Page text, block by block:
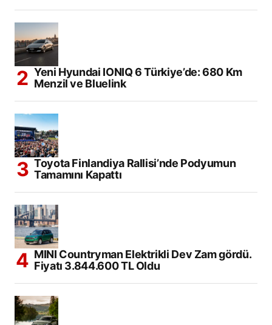
Yeni Hyundai IONIQ 6 Türkiye’de: 680 Km
Menzil ve Bluelink
Toyota Finlandiya Rallisi’nde Podyumun
Tamamını Kapattı
MINI Countryman Elektrikli Dev Zam gördü.
Fiyatı 3.844.600 TL Oldu